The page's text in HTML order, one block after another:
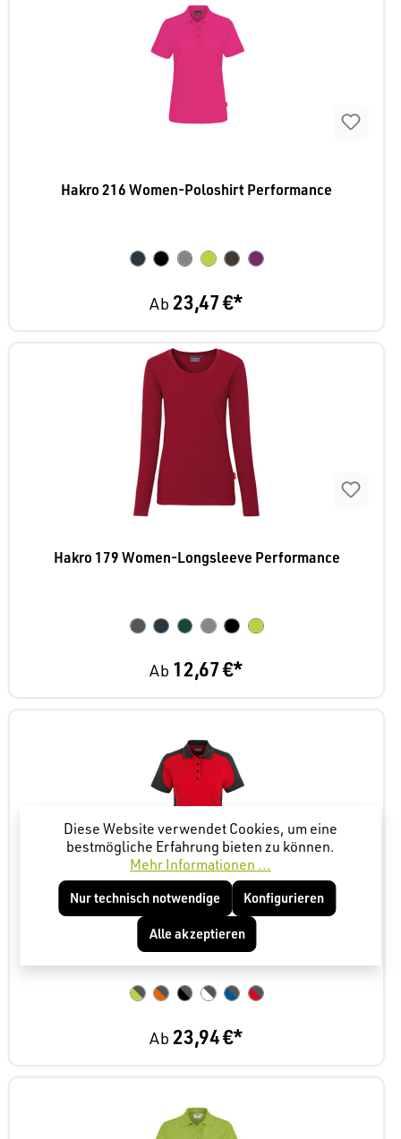
Hakro 216 Women-Poloshirt Performance
Ab23,47 €*
Hakro 179 Women-Longsleeve Performance
Ab 12,67 €*
Hakro 239, Women-Contrast-Poloshirt Performance
Ab23,94 €*
Diese Website verwendet Cookies, um eine
bestmögliche Erfahrung bieten zu können.
Mehr Informationen ...
Nur technisch notwendige Konfigurieren
Alle akzeptieren